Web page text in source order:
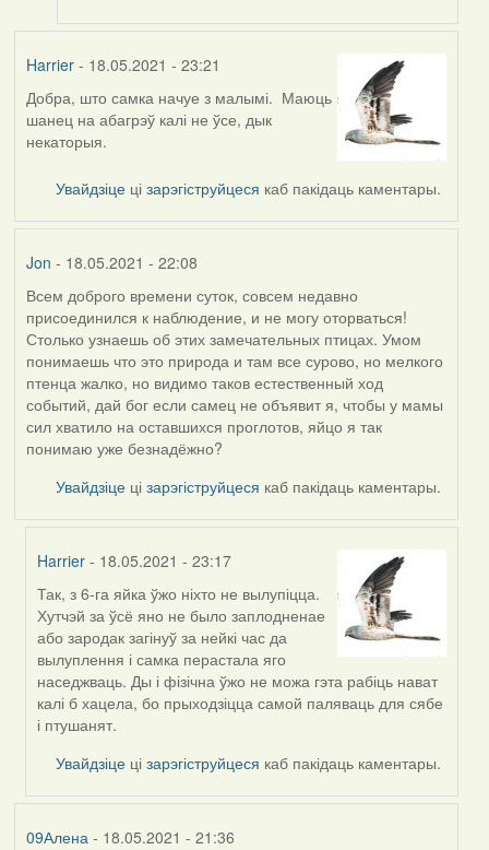
Harrier- 18.05.2021 - 23:21
Добра, што самка начуе з малымі. Маюць
шанец на абагрэў калі не ўсе, дык
некаторыя.
Увайдзіце цізарэгіструйцеся каб пакідаць каментары.
Jon - 18.05.2021 - 22:08
Всем доброго времени суток, совсем недавно
присоединился к наблюдение, и не могу оторваться!
Столько узнаешь об этих замечательных птицах. Умом
понимаешь что это природа и там все сурово, но мелкого
птенца жалко, но видимо таков естественный ход
событий, дай бог если самец не объявит я, чтобы у мамы
сил хватило на оставшихся проглотов, яйцо я так
понимаю уже безнадёжно?
Увайдзіце цізарэгіструйцеся каб пакідаць каментары.
Harrier - 18.05.2021 - 23:17
In
reply
to
by
Jon
Так, з 6-га яйка ўжо ніхто не вылупіцца.
Хутчэй за ўсё яно не было заплодненае
або зародак загінуў за нейкі час да
вылуплення і самка перастала яго
наседжваць. Ды і фізічна ўжо не можа гэта рабіць нават
калі б хацела, бо прыходзіцца самой паляваць для сябе
і птушанят.
Увайдзіце цізарэгіструйцеся каб пакідаць каментары.
09Алена- 18.05.2021 - 21:36